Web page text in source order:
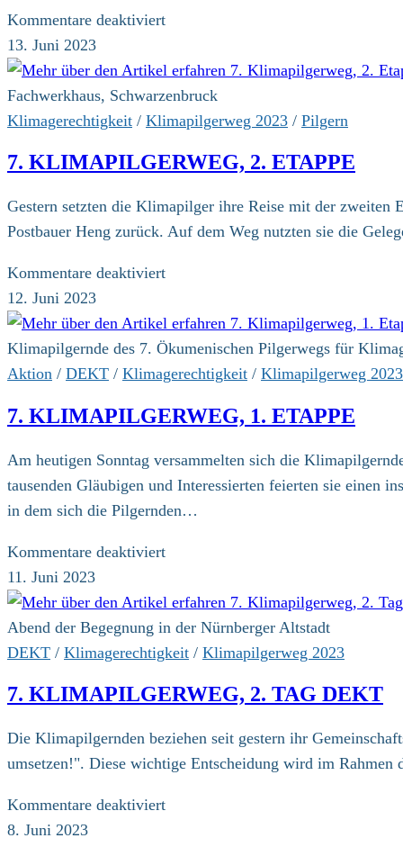
Kommentare deaktiviertfür
Klimapilgerweg,
3.
Etappe
13. Juni 2023
Fachwerkhaus, Schwarzenbruck
Klimagerechtigkeit / Klimapilgerweg 2023 / Pilgern
7. KLIMAPILGERWEG, 2. ETAPPE
Gestern setzten die Klimapilger ihre Reise mit der zweiten
Postbauer Heng zurück. Auf dem Weg nutzten sie die
Kommentare deaktiviertfür
Klimapilgerweg,
2.
Etappe
12. Juni 2023
Klimapilgernde des 7. Ökumenischen Pilgerwegs für
Aktion / DEKT / Klimagerechtigkeit / Klimapilgerweg 2023
7. KLIMAPILGERWEG, 1. ETAPPE
Am heutigen Sonntag versammelten sich die
tausenden Gläubigen und Interessierten feierten sie einen
in dem sich die Pilgernden…
Kommentare deaktiviertfür
Klimapilgerweg,
1.
Etappe
11. Juni 2023
Abend der Begegnung in der Nürnberger Altstadt
DEKT / Klimagerechtigkeit / Klimapilgerweg 2023
7. KLIMAPILGERWEG, 2. TAG DEKT
Die Klimapilgernden beziehen seit gestern ihr
umsetzen!". Diese wichtige Entscheidung wird im
Kommentare deaktiviertfür
8. Juni 2023